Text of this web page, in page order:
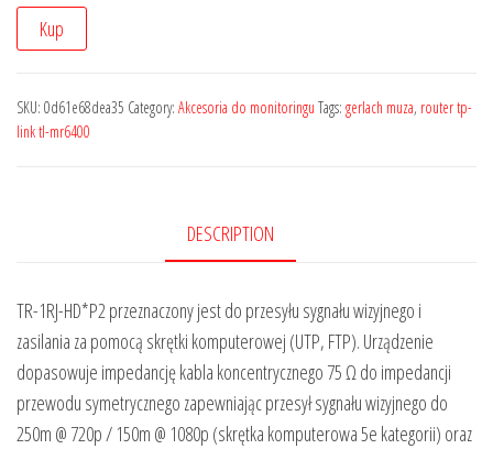
Kup
SKU: 0d61e68dea35 Category: Akcesoria do monitoringu Tags: gerlach muza, router tp-
link tl-mr6400
DESCRIPTION
TR-1RJ-HD*P2 przeznaczony jest do przesyłu sygnału wizyjnego i
zasilania za pomocą skrętki komputerowej (UTP, FTP). Urządzenie
dopasowuje impedancję kabla koncentrycznego 75 Ω do impedancji
przewodu symetrycznego zapewniając przesył sygnału wizyjnego do
250m @ 720p / 150m @ 1080p (skrętka komputerowa 5e kategorii) oraz